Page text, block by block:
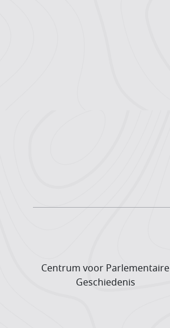
Centrum voor Parlementaire
Geschiedenis